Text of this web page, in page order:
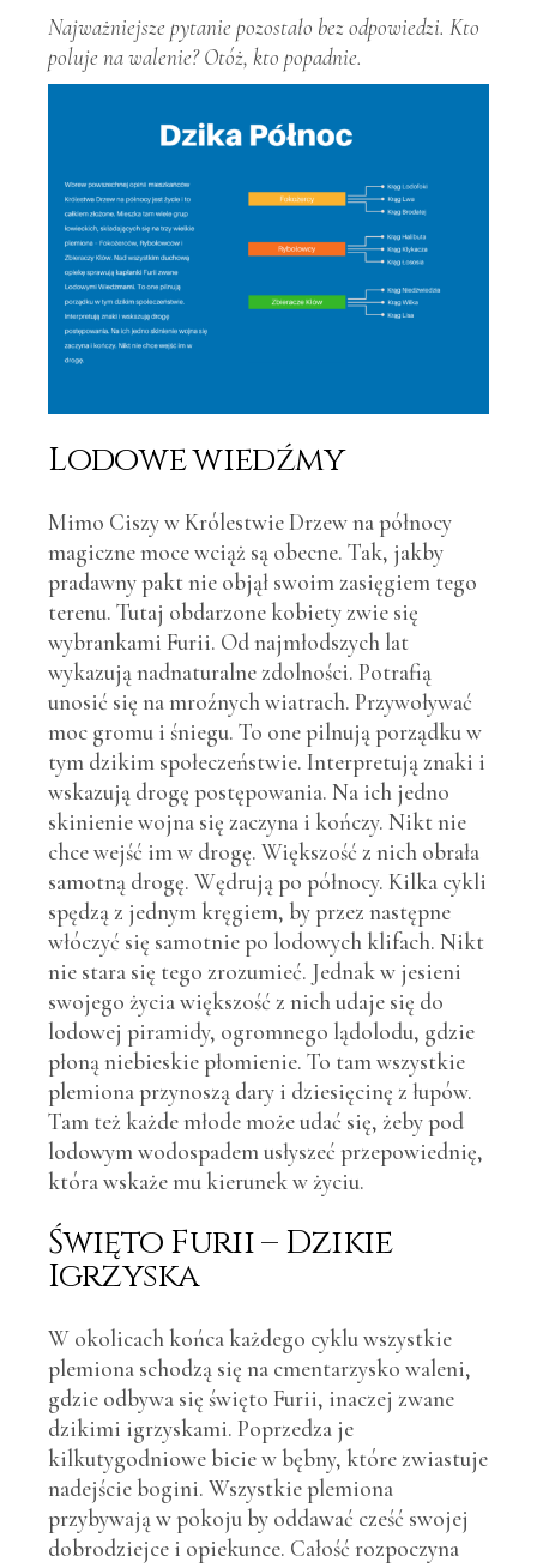
Najważniejsze pytanie pozostało bez odpowiedzi. Kto
poluje na walenie? Otóż, kto popadnie.
Lodowe wiedźmy
Mimo Ciszy w Królestwie Drzew na północy
magiczne moce wciąż są obecne. Tak, jakby
pradawny pakt nie objął swoim zasięgiem tego
terenu. Tutaj obdarzone kobiety zwie się
wybrankami Furii. Od najmłodszych lat
wykazują nadnaturalne zdolności. Potrafią
unosić się na mroźnych wiatrach. Przywoływać
moc gromu i śniegu. To one pilnują porządku w
tym dzikim społeczeństwie. Interpretują znaki i
wskazują drogę postępowania. Na ich jedno
skinienie wojna się zaczyna i kończy. Nikt nie
chce wejść im w drogę. Większość z nich obrała
samotną drogę. Wędrują po północy. Kilka cykli
spędzą z jednym kręgiem, by przez następne
włóczyć się samotnie po lodowych klifach. Nikt
nie stara się tego zrozumieć. Jednak w jesieni
swojego życia większość z nich udaje się do
lodowej piramidy, ogromnego lądolodu, gdzie
płoną niebieskie płomienie. To tam wszystkie
plemiona przynoszą dary i dziesięcinę z łupów.
Tam też każde młode może udać się, żeby pod
lodowym wodospadem usłyszeć przepowiednię,
która wskaże mu kierunek w życiu.
Święto Furii – Dzikie
Igrzyska
W okolicach końca każdego cyklu wszystkie
plemiona schodzą się na cmentarzysko waleni,
gdzie odbywa się święto Furii, inaczej zwane
dzikimi igrzyskami. Poprzedza je
kilkutygodniowe bicie w bębny, które zwiastuje
nadejście bogini. Wszystkie plemiona
przybywają w pokoju by oddawać cześć swojej
dobrodziejce i opiekunce. Całość rozpoczyna